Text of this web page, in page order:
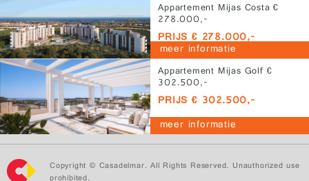
Appartement Mijas Costa €
278.000,-
PRIJS € 278.000,-
meer informatie
Appartement Mijas Golf €
302.500,-
PRIJS € 302.500,-
meer informatie
Copyright © Casadelmar. All Rights Reserved. Unauthorized use